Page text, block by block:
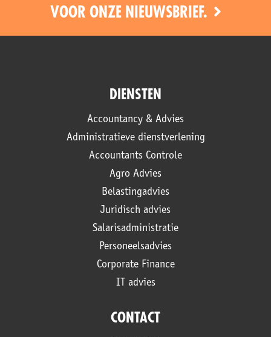
VOOR ONZE NIEUWSBRIEF.
DIENSTEN
Accountancy & Advies
Administratieve dienstverlening
Accountants Controle
Agro Advies
Belastingadvies
Juridisch advies
Salarisadministratie
Personeelsadvies
Corporate Finance
IT advies
CONTACT